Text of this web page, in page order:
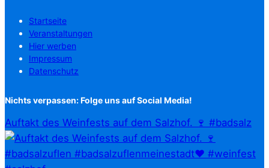
Startseite
Veranstaltungen
Hier werben
Impressum
Datenschutz
Nichts verpassen: Folge uns auf Social Media!
Auftakt des Weinfests auf dem Salzhof. 🍷 #badsalz